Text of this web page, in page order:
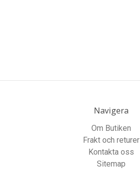
Navigera
Om Butiken
Frakt och returer
Kontakta oss
Sitemap